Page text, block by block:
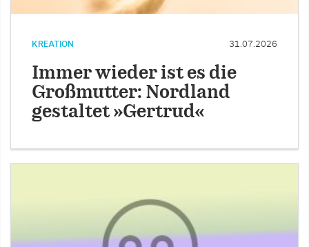
KREATION 31.07.2026
Immer wieder ist es die
Großmutter: Nordland
gestaltet »Gertrud«